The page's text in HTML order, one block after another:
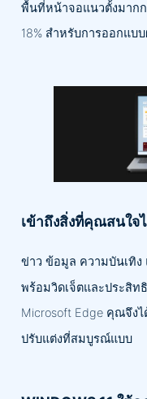
พื้นที่หน้าจอแนวตั้งมากก
18% สำหรับการออกแ
เข้าถึงสิ่งที่คุณสนใจ
ข่าว ข้อมูล ความบันเทิง
พร้อมวิดเจ็ตและประสิท
Microsoft Edge คุณจึง
ปรับแต่งที่สมบูรณ์แบบ